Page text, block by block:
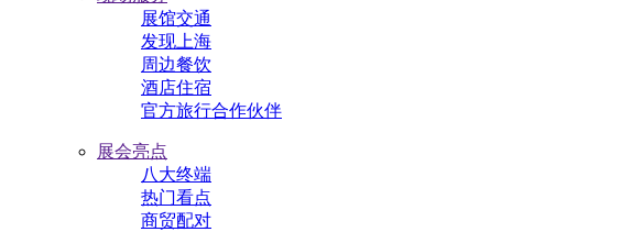
展馆交通
发现上海
周边餐饮
酒店住宿
官方旅行合作伙伴
展会亮点
八大终端
热门看点
商贸配对